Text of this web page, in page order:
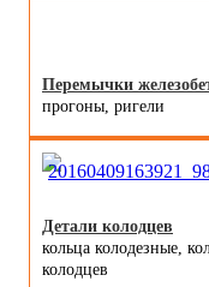
Перемычки
прогоны, ригели
Детали колодцев
кольца колодезные,
колодцев